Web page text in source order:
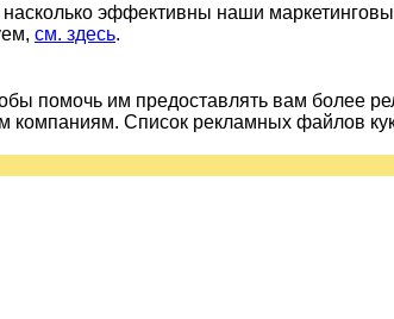
эффективны наши
см. здесь.
помочь им предоставлять вам более
компаниям. Список рекламных файлов